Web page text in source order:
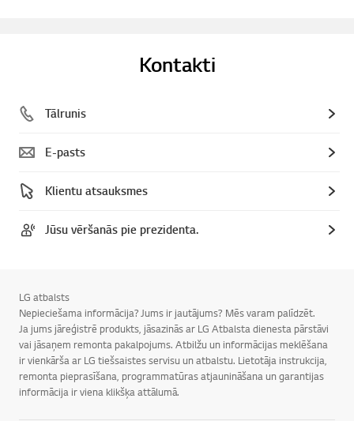
Kontakti
Tālrunis
E-pasts
Klientu atsauksmes
Jūsu vēršanās pie prezidenta.
LG atbalsts
Nepieciešama informācija? Jums ir jautājums? Mēs varam palīdzēt.
Ja jums jāreģistrē produkts, jāsazinās ar LG Atbalsta dienesta pārstāvi
vai jāsaņem remonta pakalpojums. Atbilžu un informācijas meklēšana
ir vienkārša ar LG tiešsaistes servisu un atbalstu. Lietotāja instrukcija,
remonta pieprasīšana, programmatūras atjaunināšana un garantijas
informācija ir viena klikšķa attālumā.